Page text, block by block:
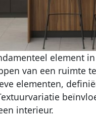
element
van een ruimte
elementen,
interieur.